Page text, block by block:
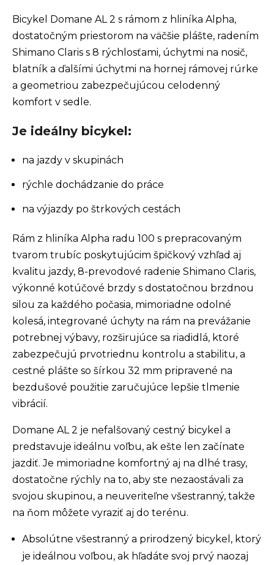
Bicykel Domane AL 2 s rámom z hliníka Alpha,
dostatočným priestorom na väčšie plášte, radením
Shimano Claris s 8 rýchlosťami, úchytmi na nosič,
blatník a ďalšími úchytmi na hornej rámovej rúrke
a geometriou zabezpečujúcou celodenný
komfort v sedle.
Je ideálny bicykel:
na jazdy v skupinách
rýchle dochádzanie do práce
na výjazdy po štrkových cestách
Rám z hliníka Alpha radu 100 s prepracovaným
tvarom trubíc poskytujúcim špičkový vzhľad aj
kvalitu jazdy, 8-prevodové radenie Shimano Claris,
výkonné kotúčové brzdy s dostatočnou brzdnou
silou za každého počasia, mimoriadne odolné
kolesá, integrované úchyty na rám na prevážanie
potrebnej výbavy, rozširujúce sa riadidlá, ktoré
zabezpečujú prvotriednu kontrolu a stabilitu, a
cestné plášte so šírkou 32 mm pripravené na
bezdušové použitie zaručujúce lepšie tlmenie
vibrácií.
Domane AL 2 je nefalšovaný cestný bicykel a
predstavuje ideálnu voľbu, ak ešte len začínate
jazdiť. Je mimoriadne komfortný aj na dlhé trasy,
dostatočne rýchly na to, aby ste nezaostávali za
svojou skupinou, a neuveriteľne všestranný, takže
na ňom môžete vyraziť aj do terénu.
Absolútne všestranný a prirodzený bicykel, ktorý
je ideálnou voľbou, ak hľadáte svoj prvý naozaj